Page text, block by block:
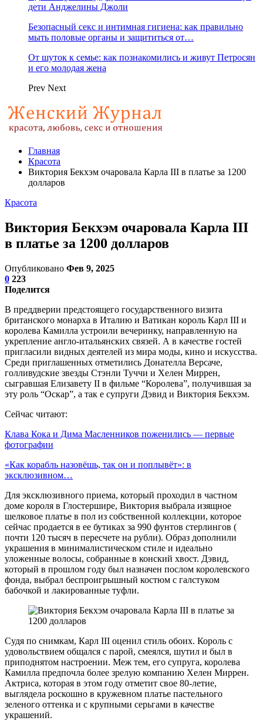
дети Анджелины Джоли
Безопасный секс и интимная гигиена: как правильно
мыть половые органы и защититься от…
От шуток к семье: как познакомились и живут Петросян
и его молодая жена
Prev Next
Главная
Красота
Виктория Бекхэм очаровала Карла III в платье за 1200
долларов
Красота
Виктория Бекхэм очаровала Карла III
в платье за 1200 долларов
Опубликовано Фев 9, 2025
0 223
Поделится
В преддверии предстоящего государственного визита
британского монарха в Италию и Ватикан король Карл III и
королева Камилла устроили вечеринку, направленную на
укрепление англо-итальянских связей. А в качестве гостей
пригласили видных деятелей из мира моды, кино и искусства.
Среди приглашенных отметились Донателла Версаче,
голливудские звезды Стэнли Туччи и Хелен Миррен,
сыгравшая Елизавету II в фильме “Королева”, получившая за
эту роль “Оскар”, а так е супруги Дэвид и Виктория Бекхэм.
Сейчас читают:
Клава Кока и Дима Масленников поженились — первые
фотографии
«Как корабль назовёшь, так он и поплывёт»: в
эксклюзивном…
Для эксклюзивного приема, который проходил в частном
доме короля в Глостершире, Виктория выбрала изящное
шелковое платье в пол из собственной коллекции, которое
сейчас продается в ее бутиках за 990 фунтов стерлингов (
почти 120 тысяч в пересчете на рубли). Образ дополнили
украшения в минималистическом стиле и идеально
уложенные волосы, собранные в конский хвост. Дэвид,
который в прошлом году был назначен послом королевского
фонда, выбрал беспроигрышный костюм с галстуком
бабочкой и лакированные туфли.
Судя по снимкам, Карл III оценил стиль обоих. Король с
удовольствием общался с парой, смеялся, шутил и был в
приподнятом настроении. Меж тем, его супруга, королева
Камилла предпочла более зрелую компанию Хелен Миррен.
Актриса, которая в этом году отметит свое 80-летие,
выглядела роскошно в кружевном платье пастельного
зеленого оттенка и с крупными серьгами в качестве
украшений.